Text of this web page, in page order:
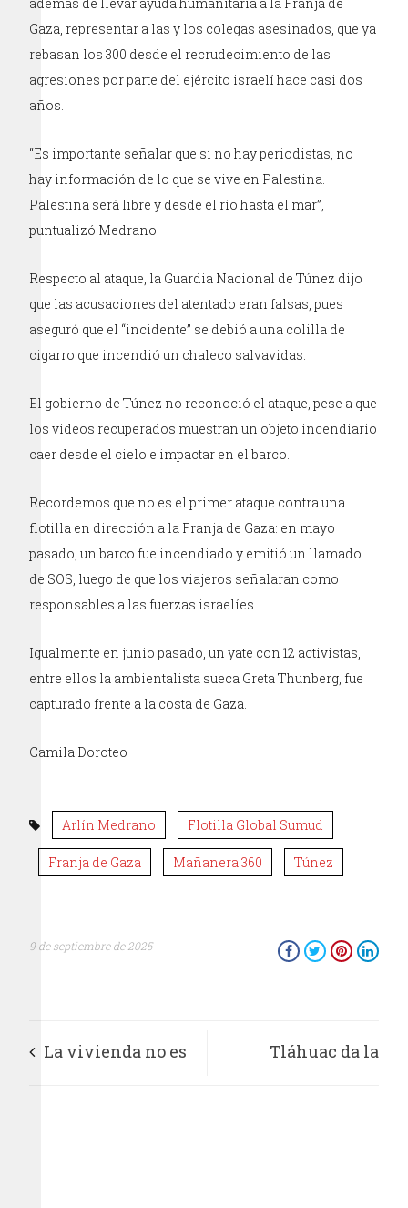
Gaza, representar a las y los colegas asesinados, que ya
rebasan los 300 desde el recrudecimiento de las
agresiones por parte del ejército israelí hace casi dos
años.
“Es importante señalar que si no hay periodistas, no
hay información de lo que se vive en Palestina.
Palestina será libre y desde el río hasta el mar”,
puntualizó Medrano.
Respecto al ataque, la Guardia Nacional de Túnez dijo
que las acusaciones del atentado eran falsas, pues
aseguró que el “incidente” se debió a una colilla de
cigarro que incendió un chaleco salvavidas.
El gobierno de Túnez no reconoció el ataque, pese a que
los videos recuperados muestran un objeto incendiario
caer desde el cielo e impactar en el barco.
Recordemos que no es el primer ataque contra una
flotilla en dirección a la Franja de Gaza: en mayo
pasado, un barco fue incendiado y emitió un llamado
de SOS, luego de que los viajeros señalaran como
responsables a las fuerzas israelíes.
Igualmente en junio pasado, un yate con 12 activistas,
entre ellos la ambientalista sueca Greta Thunberg, fue
capturado frente a la costa de Gaza.
Camila Doroteo
Arlín Medrano Flotilla Global Sumud
Franja de Gaza Mañanera 360 Túnez
9 de septiembre de 2025
La vivienda no es Tláhuac da la